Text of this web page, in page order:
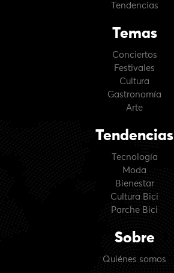
Tendencias
Temas
Conciertos
Festivales
Cultura
Gastronomía
Arte
Tendencias
Tecnología
Moda
Bienestar
Cultura Bici
Parche Bici
Sobre
Quiénes somos